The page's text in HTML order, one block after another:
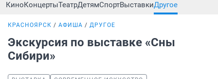
КиноКонцертыТеатрДетямСпортВыставкиДругое
КРАСНОЯРСК АФИША ДРУГОЕ
Экскурсия по выставке «Сны
Сибири»